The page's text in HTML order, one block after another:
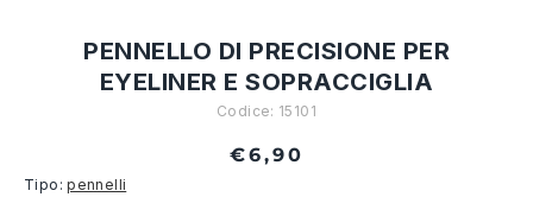
PENNELLO DI PRECISIONE PER
EYELINER E SOPRACCIGLIA
Codice: 15101
€6,90
Tipo:pennelli